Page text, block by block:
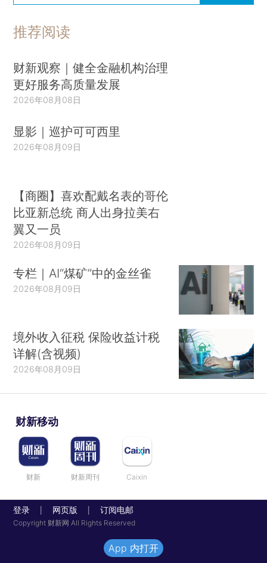
推荐阅读
财新观察｜健全金融机构治理
更好服务高质量发展
2026年08月08日
显影｜巡护可可西里
2026年08月09日
【商圈】喜欢配戴名表的哥伦
比亚新总统 商人出身拉美右
翼又一员
2026年08月09日
专栏｜AI“煤矿”中的金丝雀
2026年08月09日
境外收入征税 保险收益计税
详解(含视频)
2026年08月09日
财新移动
财新 财新周刊 Caixin
登录 网页版 订阅电邮
Copyright 财新网 All Rights Reserved
App 内打开